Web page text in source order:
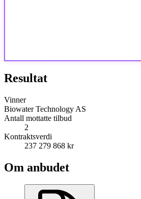
Resultat
Vinner
Biowater Technology AS
Antall mottatte tilbud
2
Kontraktsverdi
237 279 868 kr
Om anbudet